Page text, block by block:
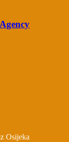
Osijeka